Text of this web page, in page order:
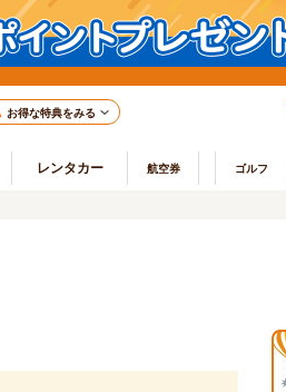
お得な特典をみる
レンタカー 航空券 ゴルフ